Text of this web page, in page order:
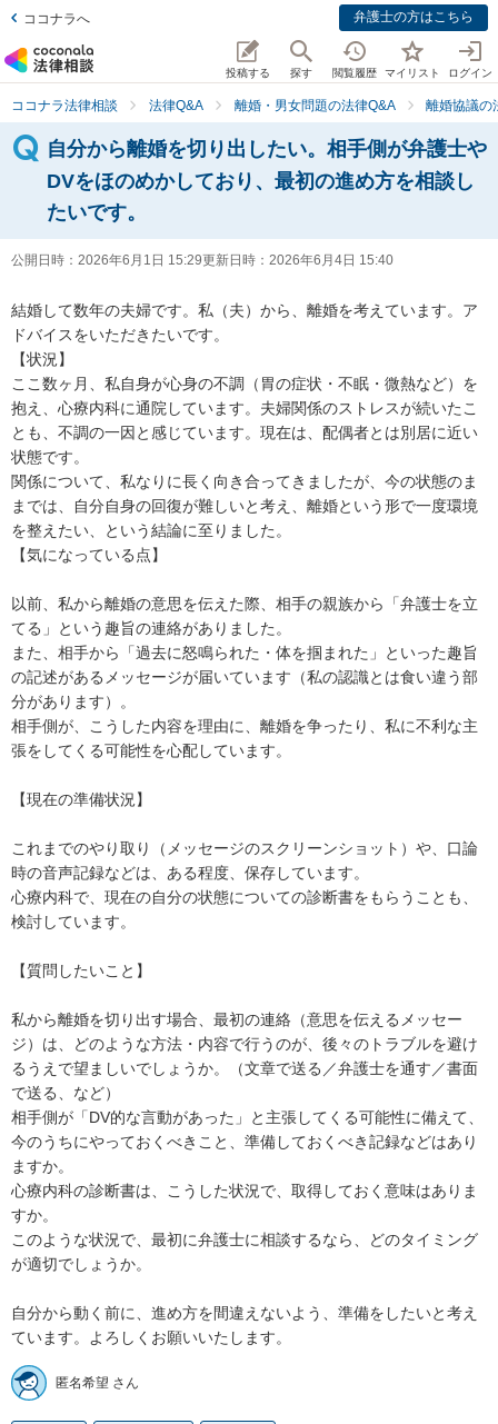
ココナラへ 弁護士の方はこちら
投稿する 探す 閲覧履歴 マイリスト ログイン
ココナラ法律相談 法律Q&A 離婚・男女問題の法律Q&A 離婚協議の
自分から離婚を切り出したい。相手側が弁護士や
DVをほのめかしており、最初の進め方を相談し
たいです。
公開日時： 2026年6月1日 15:29更新日時： 2026年6月4日 15:40
結婚して数年の夫婦です。私（夫）から、離婚を考えています。ア
ドバイスをいただきたいです。
【状況】
ここ数ヶ月、私自身が心身の不調（胃の症状・不眠・微熱など）を
抱え、心療内科に通院しています。夫婦関係のストレスが続いたこ
とも、不調の一因と感じています。現在は、配偶者とは別居に近い
状態です。
関係について、私なりに長く向き合ってきましたが、今の状態のま
までは、自分自身の回復が難しいと考え、離婚という形で一度環境
を整えたい、という結論に至りました。
【気になっている点】
以前、私から離婚の意思を伝えた際、相手の親族から「弁護士を立
てる」という趣旨の連絡がありました。
また、相手から「過去に怒鳴られた・体を掴まれた」といった趣旨
の記述があるメッセージが届いています（私の認識とは食い違う部
分があります）。
相手側が、こうした内容を理由に、離婚を争ったり、私に不利な主
張をしてくる可能性を心配しています。
【現在の準備状況】
これまでのやり取り（メッセージのスクリーンショット）や、口論
時の音声記録などは、ある程度、保存しています。
心療内科で、現在の自分の状態についての診断書をもらうことも、
検討しています。
【質問したいこと】
私から離婚を切り出す場合、最初の連絡（意思を伝えるメッセー
ジ）は、どのような方法・内容で行うのが、後々のトラブルを避け
るうえで望ましいでしょうか。（文章で送る／弁護士を通す／書面
で送る、など）
相手側が「DV的な言動があった」と主張してくる可能性に備えて、
今のうちにやっておくべきこと、準備しておくべき記録などはあり
ますか。
心療内科の診断書は、こうした状況で、取得しておく意味はありま
すか。
このような状況で、最初に弁護士に相談するなら、どのタイミング
が適切でしょうか。
自分から動く前に、進め方を間違えないよう、準備をしたいと考え
ています。よろしくお願いいたします。
匿名希望 さん